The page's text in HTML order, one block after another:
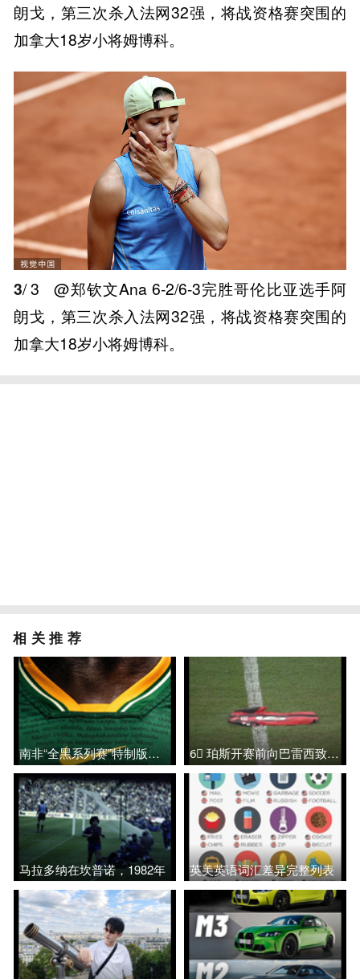
朗戈，第三次杀入法网32强，将战资格赛突围的
加拿大18岁小将姆博科。 ​​​ ​
3/ 3
@郑钦文Ana 6-2/6-3完胜哥伦比亚选手阿
朗戈，第三次杀入法网32强，将战资格赛突围的
加拿大18岁小将姆博科。 ​​​ ​
相关推荐
南非“全黑系列赛”特制版队服亮相 6⃣ 珀斯开赛前向巴雷西致敬的温馨时刻
马拉多纳在坎普诺，1982年 英美英语词汇差异完整列表